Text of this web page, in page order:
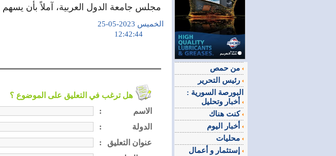
مجلس جامعة الدول العربية، آملاً بأن
الخميس 2023-05-25
12:42:44
هل ترغب في التعليق على الموضوع ؟
:
الاسم
:
الدولة
:
عنوان التعليق
البورصة السورية :
كنت هناك